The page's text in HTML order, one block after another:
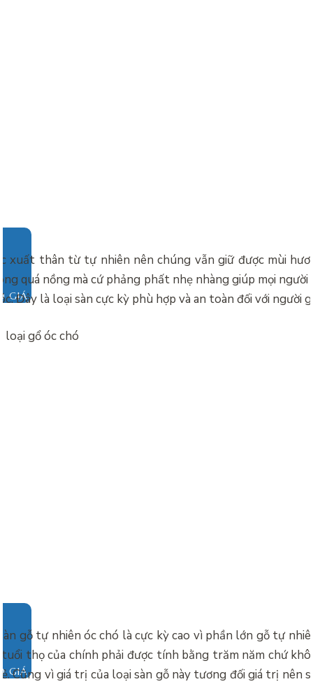
GIÁ
xuất thân từ tự nhiên nên chúng vẫn giữ được mùi
quá nồng mà cứ phảng phất nhẹ nhàng giúp mọi
Đây là loại sàn cực kỳ phù hợp và an toàn đối với người
GIÁ
gỗ tự nhiên óc chó là cực kỳ cao vì phần lớn gỗ tự
thọ của chính phải được tính bằng trăm năm chứ
Cũng vì giá trị của loại sàn gỗ này tương đối giá trị nên